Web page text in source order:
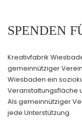
SPENDEN
Kreativfabrik
gemeinnütziger
Wiesbaden ein
Veranstaltungsfläche
Als gemeinnütziger
jede Unterstützung.